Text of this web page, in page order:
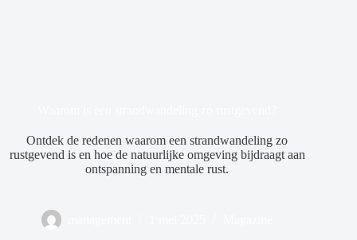
Ontdek de redenen waarom een strandwandeling zo
rustgevend is en hoe de natuurlijke omgeving bijdraagt aan
ontspanning en mentale rust.